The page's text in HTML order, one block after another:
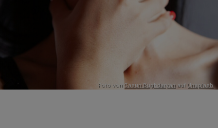
Foto von Sasun Bughdaryan auf Unsplash